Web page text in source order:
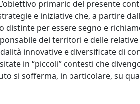
primario del presente
e iniziative che, a partire
distinte per essere segno e
dei territori e delle relative
innovative e diversificate di
in “piccoli” contesti che
si sofferma, in particolare, su